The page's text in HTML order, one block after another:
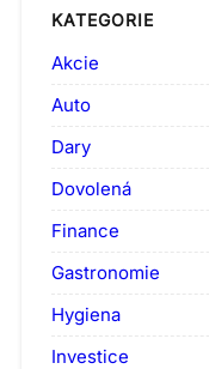
KATEGORIE
Akcie
Auto
Dary
Dovolená
Finance
Gastronomie
Hygiena
Investice